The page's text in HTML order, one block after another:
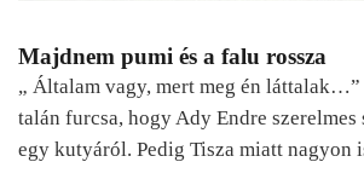
Majdnem pumi és a falu rossza
„ Általam vagy, mert meg én láttalak…”
talán furcsa, hogy Ady Endre szerelmes
egy kutyáról. Pedig Tisza miatt nagyon